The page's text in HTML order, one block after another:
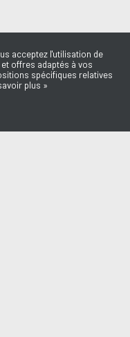
acceptez l'utilisation de
offres adaptés à vos
spécifiques relatives
plus »